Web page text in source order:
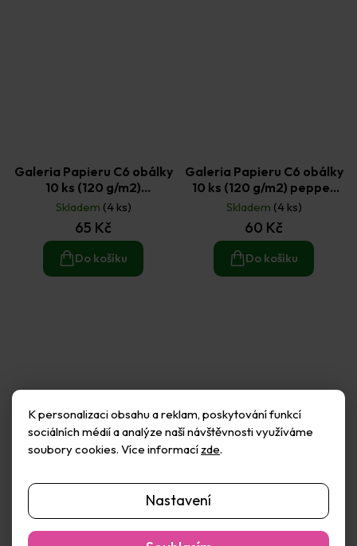
K personalizaci obsahu a reklam, poskytování funkcí
sociálních médií a analýze naší návštěvnosti využíváme
soubory cookies. Více informací zde.
Nastavení
Galeria Papieru C6 obálky
10 ks (120 g/m2)
mramorované bílo zlaté
Skladem (4 ks)
65 Kč
Do košíku
Galeria Papieru C6 obálky
10 ks (120 g/m2) pepper
hnědé
Skladem (4 ks)
60 Kč
Do košíku
Galeria Papieru C6 obálky
10 ks (120 g/m2) pepper
Galeria Papieru C6 obálky
10 ks (120 g/m2) perleťové